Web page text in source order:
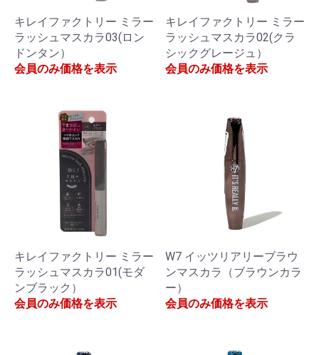
キレイファクトリー ミラー
ラッシュマスカラ03(ロン
ドンタン）
会員のみ価格を表示
キレイファクトリー ミラー
ラッシュマスカラ02(クラ
シックグレージュ）
会員のみ価格を表示
キレイファクトリー ミラー
ラッシュマスカラ01(モダ
ンブラック）
会員のみ価格を表示
W7 イッツリアリーブラウ
ンマスカラ（ブラウンカラ
ー）
会員のみ価格を表示